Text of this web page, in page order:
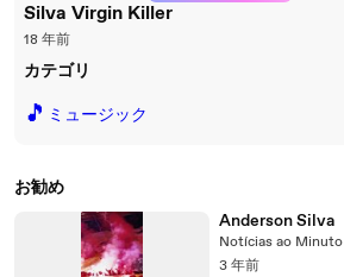
Silva Virgin Killer
18 年前
カテゴリ
🎵 ミュージック
お勧め
Anderson Silva
Notícias ao Minuto
3 年前